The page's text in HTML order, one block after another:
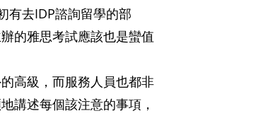
有去IDP諮詢留學的部
的雅思考試應該也是蠻值
高級，而服務人員也都非
講述每個該注意的事項，